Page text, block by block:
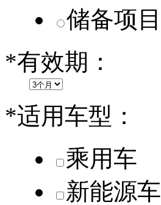
储备项目
*有效期：
*适用车型：
乘用车
新能源车